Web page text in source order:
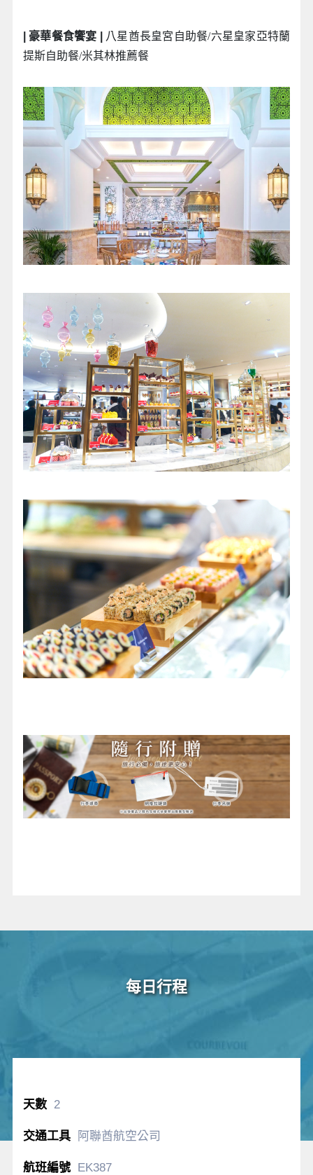
| 豪華餐食饗宴 |
八星酋長皇宮自助餐/六星皇家亞特蘭
提斯自助餐/米其林推薦餐
每日行程
2
阿聯酋航空公司
EK387